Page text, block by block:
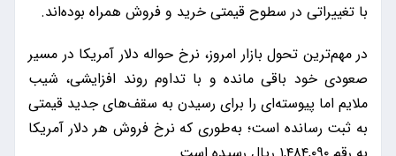
با تغییراتی در سطوح قیمتی خرید و فروش همراه بوده‌اند.
در مهم‌ترین تحول بازار امروز، نرخ حواله دلار آمریکا در مسیر
صعودی خود باقی مانده و با تداوم روند افزایشی، شیب
ملایم اما پیوسته‌ای را برای رسیدن به سقف‌های جدید قیمتی
به ثبت رسانده است؛ به‌طوری که نرخ فروش هر دلار آمریکا